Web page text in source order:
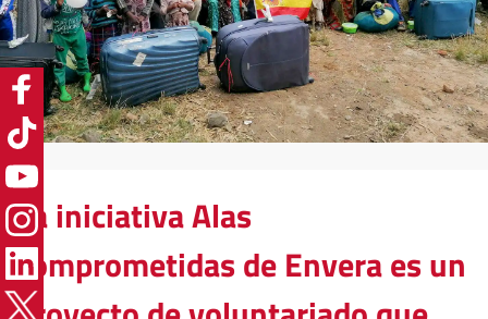
La iniciativa Alas
comprometidas de Envera es un